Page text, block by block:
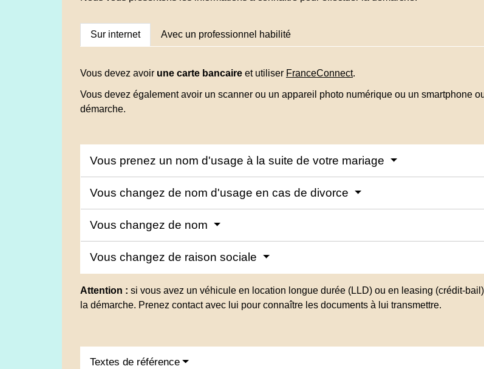
Sur internet Avec un professionnel habilité
Vous devez avoir une carte bancaire et utiliser FranceConnect.
Vous devez également avoir un scanner ou un appareil photo numérique ou un smartphone
démarche.
Vous prenez un nom d'usage à la suite de votre mariage
Vous changez de nom d'usage en cas de divorce
Vous changez de nom
Vous changez de raison sociale
Attention : si vous avez un véhicule en location longue durée (LLD) ou en leasing (crédit-
la démarche. Prenez contact avec lui pour connaître les documents à lui transmettre.
Textes de référence